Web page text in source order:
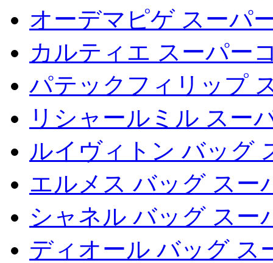
オーデマピゲ スーパ
カルティエ スーパー
パテックフィリップ
リシャールミル スー
ルイヴィトン バッグ
エルメス バッグ スー
シャネル バッグ スー
ディオール バッグ ス